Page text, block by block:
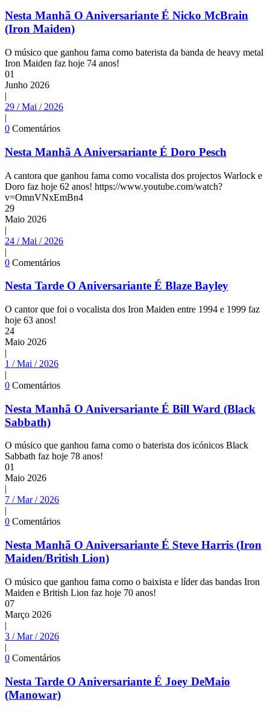
Nesta Manhã O Aniversariante É Nicko McBrain
(Iron Maiden)
O músico que ganhou fama como baterista da banda de heavy metal
Iron Maiden faz hoje 74 anos!
01
Junho 2026
|
29 / Mai / 2026
|
0 Comentários
Nesta Manhã A Aniversariante É Doro Pesch
A cantora que ganhou fama como vocalista dos projectos Warlock e
Doro faz hoje 62 anos! https://www.youtube.com/watch?
v=OmnVNxEmBn4
29
Maio 2026
|
24 / Mai / 2026
|
0 Comentários
Nesta Tarde O Aniversariante É Blaze Bayley
O cantor que foi o vocalista dos Iron Maiden entre 1994 e 1999 faz
hoje 63 anos!
24
Maio 2026
|
1 / Mai / 2026
|
0 Comentários
Nesta Manhã O Aniversariante É Bill Ward (Black
Sabbath)
O músico que ganhou fama como o baterista dos icónicos Black
Sabbath faz hoje 78 anos!
01
Maio 2026
|
7 / Mar / 2026
|
0 Comentários
Nesta Manhã O Aniversariante É Steve Harris (Iron
Maiden/British Lion)
O músico que ganhou fama como o baixista e líder das bandas Iron
Maiden e British Lion faz hoje 70 anos!
07
Março 2026
|
3 / Mar / 2026
|
0 Comentários
Nesta Tarde O Aniversariante É Joey DeMaio
(Manowar)